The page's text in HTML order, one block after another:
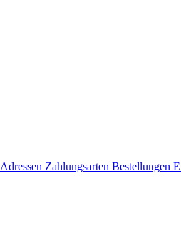
Adressen Zahlungsarten Bestellungen